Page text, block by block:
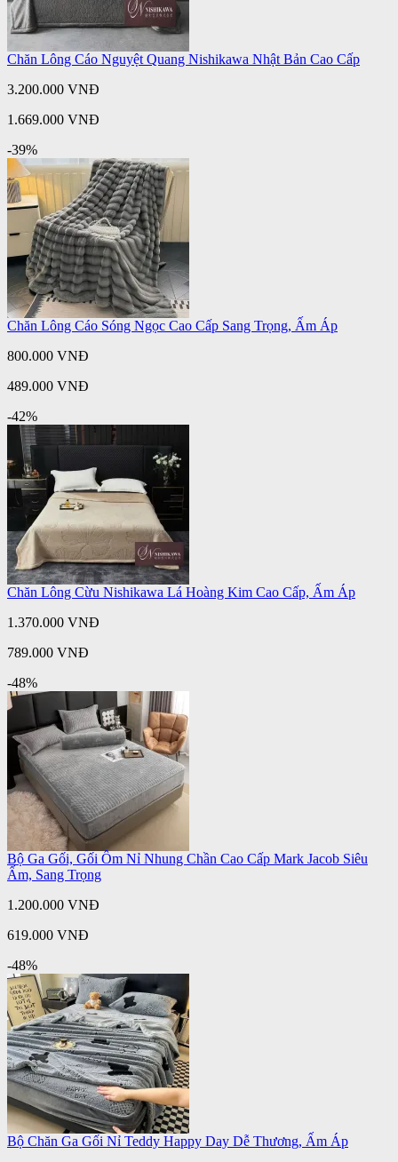
Chăn Lông Cáo Nguyệt Quang Nishikawa Nhật Bản Cao Cấp
3.200.000 VNĐ
1.669.000 VNĐ
-39%
Chăn Lông Cáo Sóng Ngọc Cao Cấp Sang Trọng, Ấm Áp
800.000 VNĐ
489.000 VNĐ
-42%
Chăn Lông Cừu Nishikawa Lá Hoàng Kim Cao Cấp, Ấm Áp
1.370.000 VNĐ
789.000 VNĐ
-48%
Bộ Ga Gối, Gối Ôm Nỉ Nhung Chần Cao Cấp Mark Jacob Siêu
Ấm, Sang Trọng
1.200.000 VNĐ
619.000 VNĐ
-48%
Bộ Chăn Ga Gối Nỉ Teddy Happy Day Dễ Thương, Ấm Áp